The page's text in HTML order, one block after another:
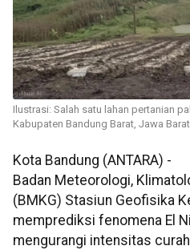
Ilustrasi: Salah satu lahan pertanian
Kabupaten Bandung Barat, Jawa
Kota Bandung (ANTARA) -
Badan Meteorologi,
(BMKG) Stasiun Geofisika
memprediksi fenomena El
mengurangi intensitas